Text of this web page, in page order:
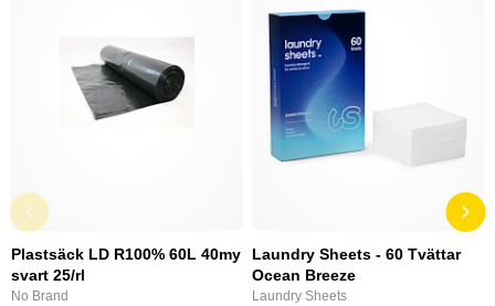
Plastsäck LD R100% 60L 40my
svart 25/rl
No Brand
Laundry Sheets - 60 Tvättar
Ocean Breeze
Laundry Sheets